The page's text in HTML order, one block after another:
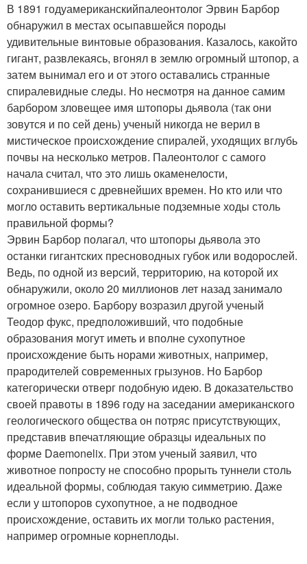
В 1891 годуамериканскийпалеонтолог Эрвин Барбор
обнаружил в местах осыпавшейся породы
удивительные винтовые образования. Казалось, какойто
гигант, развлекаясь, вгонял в землю огромный штопор, а
затем вынимал его и от этого оставались странные
спиралевидные следы. Но несмотря на данное самим
барбором зловещее имя штопоры дьявола (так они
зовутся и по сей день) ученый никогда не верил в
мистическое происхождение спиралей, уходящих вглубь
почвы на несколько метров. Палеонтолог с самого
начала считал, что это лишь окаменелости,
сохранившиеся с древнейших времен. Но кто или что
могло оставить вертикальные подземные ходы столь
правильной формы?
Эрвин Барбор полагал, что штопоры дьявола это
останки гигантских пресноводных губок или водорослей.
Ведь, по одной из версий, территорию, на которой их
обнаружили, около 20 миллионов лет назад занимало
огромное озеро. Барбору возразил другой ученый
Теодор фукс, предположивший, что подобные
образования могут иметь и вполне сухопутное
происхождение быть норами животных, например,
прародителей современных грызунов. Но Барбор
категорически отверг подобную идею. В доказательство
своей правоты в 1896 году на заседании американского
геологического общества он потряс присутствующих,
представив впечатляющие образцы идеальных по
форме Daemonelix. При этом ученый заявил, что
животное попросту не способно прорыть туннели столь
идеальной формы, соблюдая такую симметрию. Даже
если у штопоров сухопутное, а не подводное
происхождение, оставить их могли только растения,
например огромные корнеплоды.